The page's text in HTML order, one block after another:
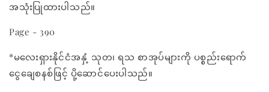
အသုံးပြုထားပါသည်။
Page - 390
*မလေးရှားနိုင်ငံအနှံ့ သုတ၊ ရသ စာအုပ်များကို ပစ္စည်းရောက်
ငွေချေစနစ်ဖြင့် ပို့ဆောင်ပေးပါသည်။